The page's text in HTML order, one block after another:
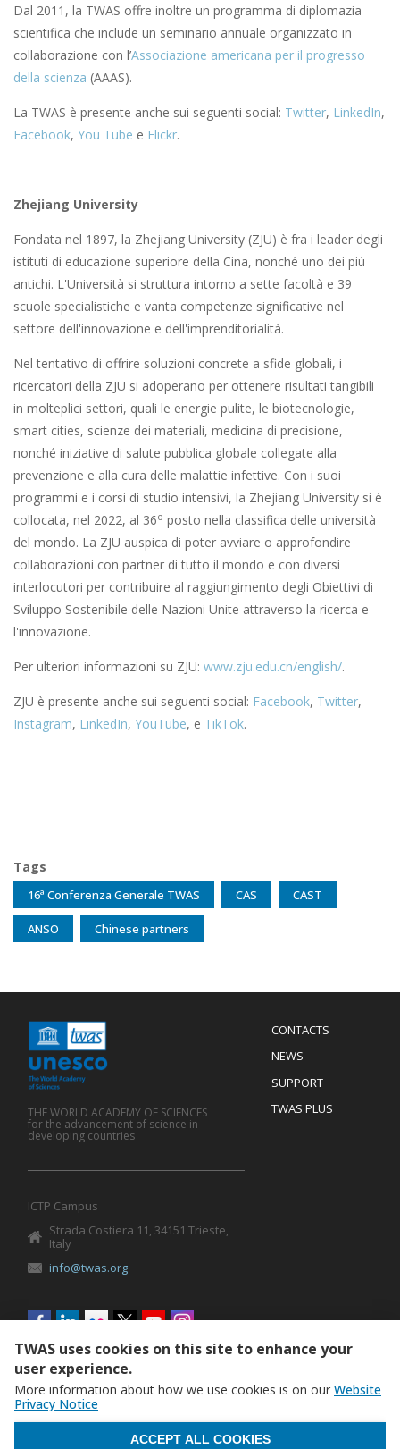
Dal 2011, la TWAS offre inoltre un programma di diplomazia
scientifica che include un seminario annuale organizzato in
collaborazione con l’Associazione americana per il progresso
della scienza (AAAS).
La TWAS è presente anche sui seguenti social: Twitter, LinkedIn,
Facebook, You Tube e Flickr.
Zhejiang University
Fondata nel 1897, la Zhejiang University (ZJU) è fra i leader degli
istituti di educazione superiore della Cina, nonché uno dei più
antichi. L'Università si struttura intorno a sette facoltà e 39
scuole specialistiche e vanta competenze significative nel
settore dell'innovazione e dell'imprenditorialità.
Nel tentativo di offrire soluzioni concrete a sfide globali, i
ricercatori della ZJU si adoperano per ottenere risultati tangibili
in molteplici settori, quali le energie pulite, le biotecnologie,
smart cities, scienze dei materiali, medicina di precisione,
nonché iniziative di salute pubblica globale collegate alla
prevenzione e alla cura delle malattie infettive. Con i suoi
programmi e i corsi di studio intensivi, la Zhejiang University si è
collocata, nel 2022, al 36o posto nella classifica delle università
del mondo. La ZJU auspica di poter avviare o approfondire
collaborazioni con partner di tutto il mondo e con diversi
interlocutori per contribuire al raggiungimento degli Obiettivi di
Sviluppo Sostenibile delle Nazioni Unite attraverso la ricerca e
l'innovazione.
Per ulteriori informazioni su ZJU: www.zju.edu.cn/english/.
ZJU è presente anche sui seguenti social: Facebook, Twitter,
Instagram, LinkedIn, YouTube, e TikTok.
Tags
16ª Conferenza Generale TWAS CAS CAST
ANSO Chinese partners
Menu
Footer
CONTACTS
NEWS
SUPPORT
TWAS PLUS
THE WORLD ACADEMY OF SCIENCES
for the advancement of science in
developing countries
ICTP Campus
Strada Costiera 11, 34151 Trieste,
Italy
info@twas.org
Social
menu
TWAS uses cookies on this site to enhance your
user experience.
More information about how we use cookies is on our Website
Privacy Notice
ACCEPT ALL COOKIES
WITHDRAW CONSENT